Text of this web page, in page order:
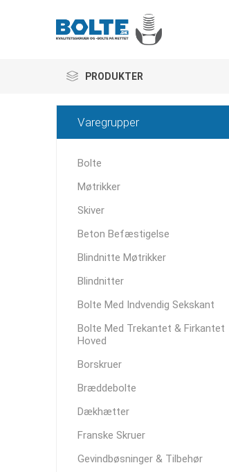
PRODUKTER
Varegrupper
Bolte
Møtrikker
Skiver
Beton Befæstigelse
Blindnitte Møtrikker
Blindnitter
Bolte Med Indvendig Sekskant
Bolte Med Trekantet & Firkantet
Hoved
Borskruer
Bræddebolte
Dækhætter
Franske Skruer
Gevindbøsninger & Tilbehør